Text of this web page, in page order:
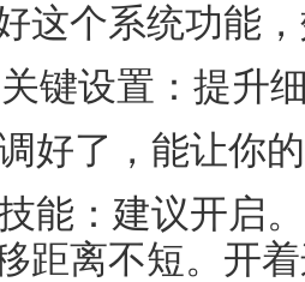
这个系统功能
键设置：提升
好了，能让你
能：建议开启
距离不短。开